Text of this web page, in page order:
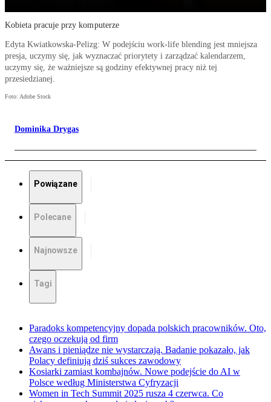
Kobieta pracuje przy komputerze
Edyta Kwiatkowska-Pelizg: W podejściu work-life blending jest mniejsza
presja, uczymy się, jak wyznaczać priorytety i zarządzać kalendarzem,
uczymy się, że ważniejsze są godziny efektywnej pracy niż tej
przesiedzianej.
Foto: Adobe Stock
Dominika Drygas
Powiązane
Polecane
Najnowsze
Tagi
Paradoks kompetencyjny dopada polskich pracowników. Oto,
czego oczekują od firm
Awans i pieniądze nie wystarczają. Badanie pokazało, jak
Polacy definiują dziś sukces zawodowy
Kosiarki zamiast kombajnów. Nowe podejście do AI w
Polsce według Ministerstwa Cyfryzacji
Women in Tech Summit 2025 rusza 4 czerwca. Co